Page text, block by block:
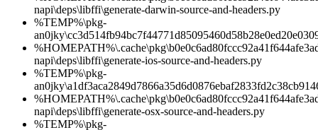
napi\deps\libffi\generate-darwin-source-and-headers.py
%TEMP%\pkg-
napi\deps\libffi\generate-ios-source-and-headers.py
%TEMP%\pkg-
napi\deps\libffi\generate-osx-source-and-headers.py
%TEMP%\pkg-